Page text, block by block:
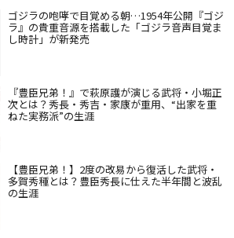
ゴジラの咆哮で目覚める朝…1954年公開『ゴジ
ラ』の貴重音源を搭載した「ゴジラ音声目覚ま
し時計」が新発売
『豊臣兄弟！』で萩原護が演じる武将・小堀正
次とは？秀長・秀吉・家康が重用、“出家を重
ねた実務派”の生涯
【豊臣兄弟！】2度の改易から復活した武将・
多賀秀種とは？豊臣秀長に仕えた半年間と波乱
の生涯